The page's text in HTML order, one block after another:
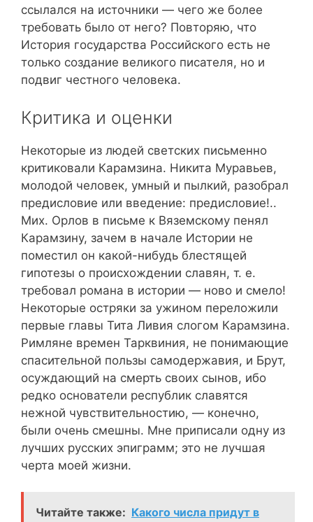
ссылался на источники — чего же более
требовать было от него? Повторяю, что
История государства Российского есть не
только создание великого писателя, но и
подвиг честного человека.
Критика и оценки
Некоторые из людей светских письменно
критиковали Карамзина. Никита Муравьев,
молодой человек, умный и пылкий, разобрал
предисловие или введение: предисловие!..
Мих. Орлов в письме к Вяземскому пенял
Карамзину, зачем в начале Истории не
поместил он какой-нибудь блестящей
гипотезы о происхождении славян, т. е.
требовал романа в истории — ново и смело!
Некоторые остряки за ужином переложили
первые главы Тита Ливия слогом Карамзина.
Римляне времен Тарквиния, не понимающие
спасительной пользы самодержавия, и Брут,
осуждающий на смерть своих сынов, ибо
редко основатели республик славятся
нежной чувствительностию, — конечно,
были очень смешны. Мне приписали одну из
лучших русских эпиграмм; это не лучшая
черта моей жизни.
Читайте также: Какого числа придут в